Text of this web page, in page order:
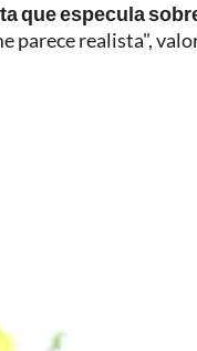
que especula
parece realista",